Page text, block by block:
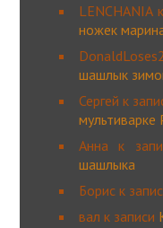
LENCHANIAк
ножек
шашлык
Сергей к
Анна к
шашлыка
Бориск
вал к записи